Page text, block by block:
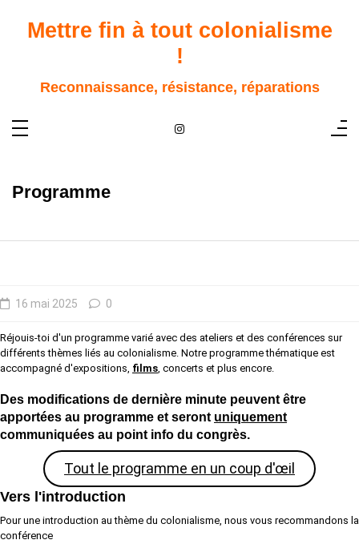
contenuMettre fin à tout colonialisme
!
Reconnaissance, résistance, réparations
Programme
16 mai 2025 0
Réjouis-toi d'un programme varié avec des ateliers et des conférences sur
différents thèmes liés au colonialisme. Notre programme thématique est
accompagné d'expositions, films, concerts et plus encore.
Des modifications de dernière minute peuvent être
apportées au programme et seront uniquement
communiquées au point info du congrès.
Tout le programme en un coup d'œil
Vers l'introduction
Pour une introduction au thème du colonialisme, nous vous recommandons la
conférence